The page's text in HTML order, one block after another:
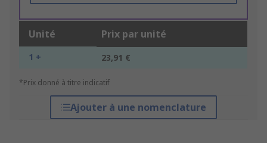
Unité Prix par unité
1 + 23,91 €
*Prix donné à titre indicatif
Ajouter à une nomenclature